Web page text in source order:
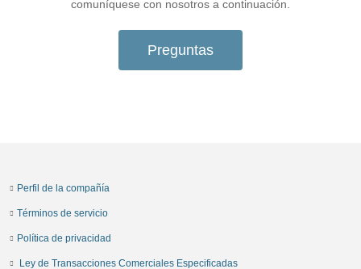
comuníquese con nosotros a continuación.
Preguntas
Perfil de la compañía
Términos de servicio
Política de privacidad
Ley de Transacciones Comerciales Especificadas